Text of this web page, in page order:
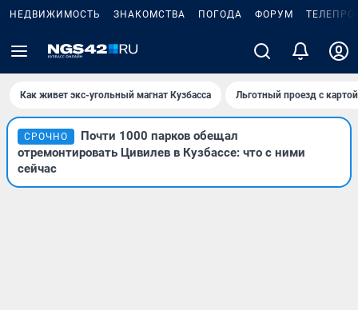
НЕДВИЖИМОСТЬ ЗНАКОМСТВА ПОГОДА ФОРУМ
Как живет экс-угольный магнат Кузбасса Льготный проезд с
СРОЧНО
Почти 1000 парков обещал
отремонтировать Цивилев в Кузбассе: что с ними
сейчас